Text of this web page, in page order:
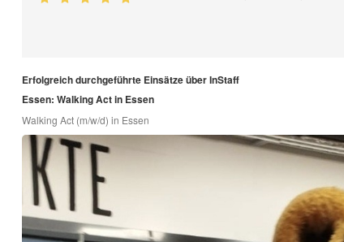
Erfolgreich durchgeführte Einsätze über InStaff
Essen: Walking Act in Essen
Walking Act (m/w/d) in Essen